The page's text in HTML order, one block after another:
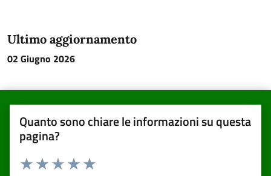
Ultimo aggiornamento
02 Giugno 2026
Quanto sono chiare le informazioni su questa
pagina?
Valuta da 1 a 5 stelle la pagina